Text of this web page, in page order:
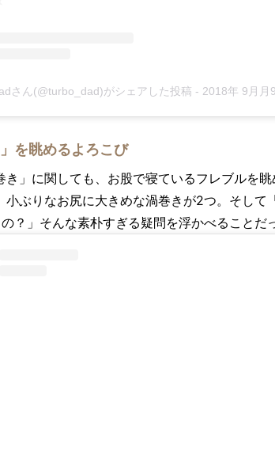
さん(@turbo_dad)がシェアした投稿 - 2018年 9月月9日
」を眺めるよろこび
き」に関しても、お股で寝ているフレブルを
小ぶりなお尻に大きめな渦巻きが2つ。そして
？」そんな素朴すぎる疑問を浮かべることだ